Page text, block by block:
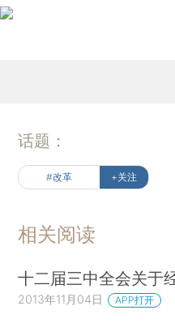
话题：
#改革 +关注
相关阅读
十二届三中全会关于
2013年11月04日 APP打开